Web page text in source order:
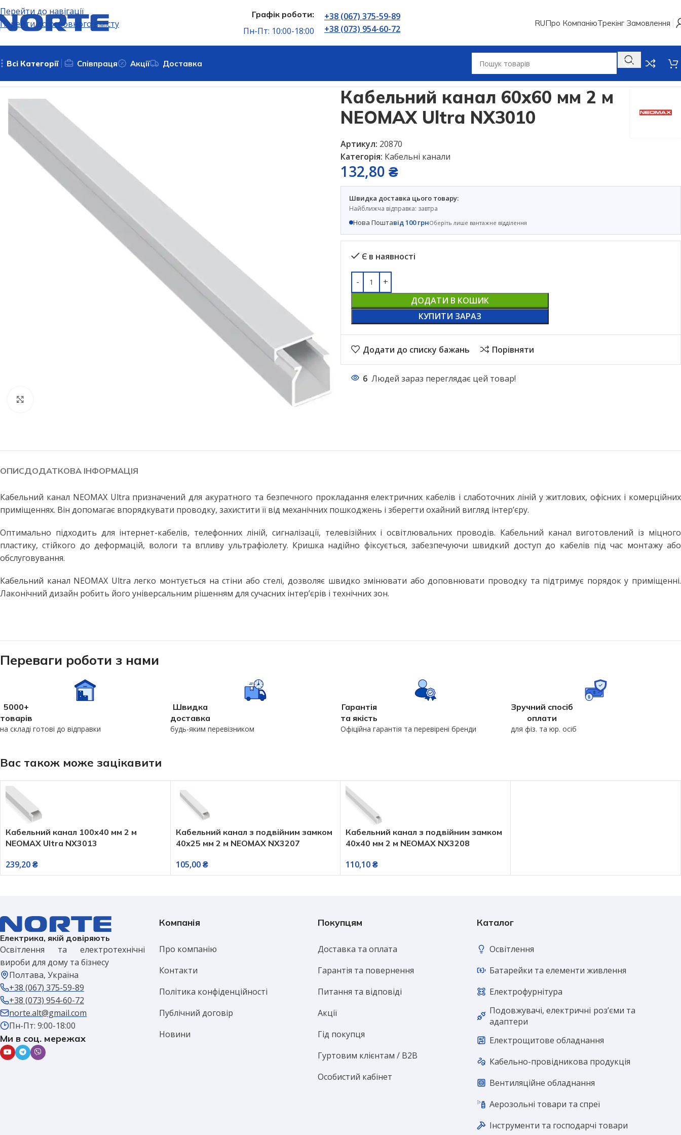
Перейти до навігації
Перейти до основного вмісту
Графік роботи:
Пн-Пт: 10:00-18:00
+38 (067) 375-59-89
+38 (073) 954-60-72
RUПро КомпаніюТрекінг Замовлення
Всі Категорії
Філаментні лампи
Декоративні лампи
Промислові лампи
Інфрачервоні лампи
ВУЛИЧНЕ ОСВІТЛЕННЯ
Прожектори світлодіодні
Вуличні світильники
Вуличні ліхтарі
ОСВІТЛЕННЯ
Стельові світильники з пультом
Бра та настінні світильники
Точкові світильники
Підвісні світильники
Меблеві світильники
ПРОМИСЛОВЕ ОСВІТЛЕННЯ
LED панелі армстронг
ЛІХТАРІ ТА ПЕРЕНОСНІ ЛАМПИ
Ручні ліхтарі
Переносні лампи
КОМПЛЕКТУЮЧІ ДЛЯ
Патрони для ламп
Співпраця Акції Доставка
Кабельний канал 60х60 мм 2 м
NEOMAX Ultra NX3010
Артикул: 20870
Категорія: Кабельні канали
132,80 ₴
Швидка доставка цього товару:
Найближча відправка: завтра
Нова Поштавід 100 грнОберіть лише вантажне відділення
Є в наявності
ДОДАТИ В КОШИК
КУПИТИ ЗАРАЗ
Додати до списку бажань Порівняти
6 Людей зараз переглядає цей товар!
ОПИСДОДАТКОВА ІНФОРМАЦІЯ
Кабельний канал NEOMAX Ultra призначений для акуратного та безпечного прокладання електричних кабелів і слаботочних ліній у житлових, офісних і комерційних
приміщеннях. Він допомагає впорядкувати проводку, захистити її від механічних пошкоджень і зберегти охайний вигляд інтер’єру.
Оптимально підходить для інтернет-кабелів, телефонних ліній, сигналізації, телевізійних і освітлювальних проводів. Кабельний канал виготовлений із міцного
пластику, стійкого до деформацій, вологи та впливу ультрафіолету. Кришка надійно фіксується, забезпечуючи швидкий доступ до кабелів під час монтажу або
обслуговування.
Кабельний канал NEOMAX Ultra легко монтується на стіни або стелі, дозволяє швидко змінювати або доповнювати проводку та підтримує порядок у приміщенні.
Лаконічний дизайн робить його універсальним рішенням для сучасних інтер’єрів і технічних зон.
Переваги роботи з нами
5000+
товарів
на складі готові до відправки
Швидка
доставка
будь-яким перевізником
Гарантія
та якість
Офіційна гарантія та перевірені бренди
Зручний спосіб
оплати
для фіз. та юр. осіб
Вас також може зацікавити
Кабельний канал 100х40 мм 2 м
NEOMAX Ultra NX3013
239,20₴
Кабельний канал з подвійним замком
40х25 мм 2 м NEOMAX NX3207
105,00₴
Кабельний канал з подвійним замком
40х40 мм 2 м NEOMAX NX3208
110,10₴
Електрика, якій довіряють
Освітлення та електротехнічні
вироби для дому та бізнесу
Полтава, Україна
+38 (067) 375-59-89
+38 (073) 954-60-72
norte.alt@gmail.com
Пн-Пт: 9:00-18:00
Ми в соц. мережах
Компанія
Про компанію
Контакти
Політика конфіденційності
Публічний договір
Новини
Покупцям
Доставка та оплата
Гарантія та повернення
Питання та відповіді
Акції
Гід покупця
Гуртовим клієнтам / B2B
Особистий кабінет
Каталог
Освітлення
Батарейки та елементи живлення
Електрофурнітура
Подовжувачі, електричні розʼєми та
адаптери
Електрощитове обладнання
Кабельно-провідникова продукція
Вентиляційне обладнання
Аерозольні товари та спреї
Інструменти та господарчі товари